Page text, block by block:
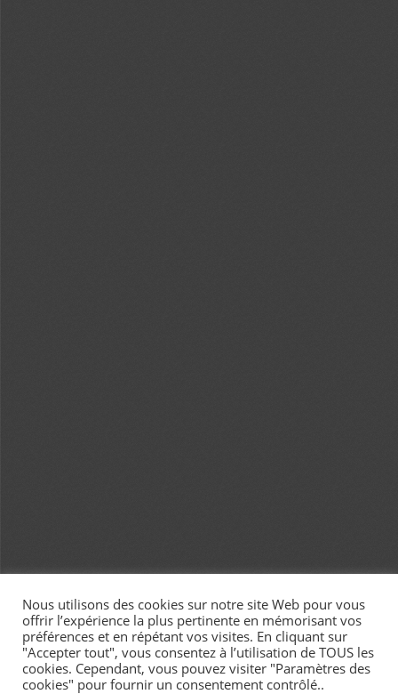
Nous utilisons des cookies sur notre site Web pour vous
offrir l’expérience la plus pertinente en mémorisant vos
préférences et en répétant vos visites. En cliquant sur
"Accepter tout", vous consentez à l’utilisation de TOUS les
cookies. Cependant, vous pouvez visiter "Paramètres des
cookies" pour fournir un consentement contrôlé..